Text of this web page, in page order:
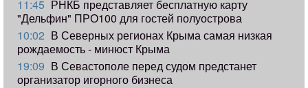
11:45 РНКБ представляет бесплатную карту
"Дельфин" ПРО100 для гостей полуострова
10:02 В Северных регионах Крыма самая низкая
рождаемость - минюст Крыма
19:09 В Севастополе перед судом предстанет
организатор игорного бизнеса